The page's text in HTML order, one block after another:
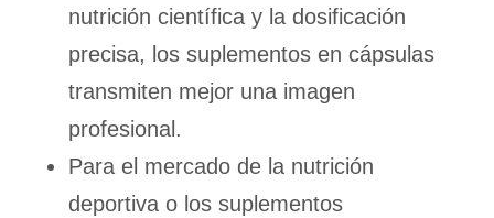
nutrición científica y la dosificación
precisa, los suplementos en cápsulas
transmiten mejor una imagen
profesional.
Para el mercado de la nutrición
deportiva o los suplementos